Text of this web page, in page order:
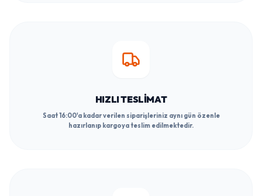
HIZLI TESLIMAT
Saat 16:00'a kadar verilen siparişleriniz aynı gün özenle
hazırlanıp kargoya teslim edilmektedir.